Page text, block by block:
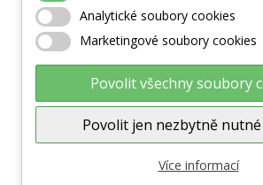
Zobrazit větší
Analytické soubory cookies
Marketingové soubory cookies
Povolit všechny soubory
Povolit jen nezbytně
Více informací